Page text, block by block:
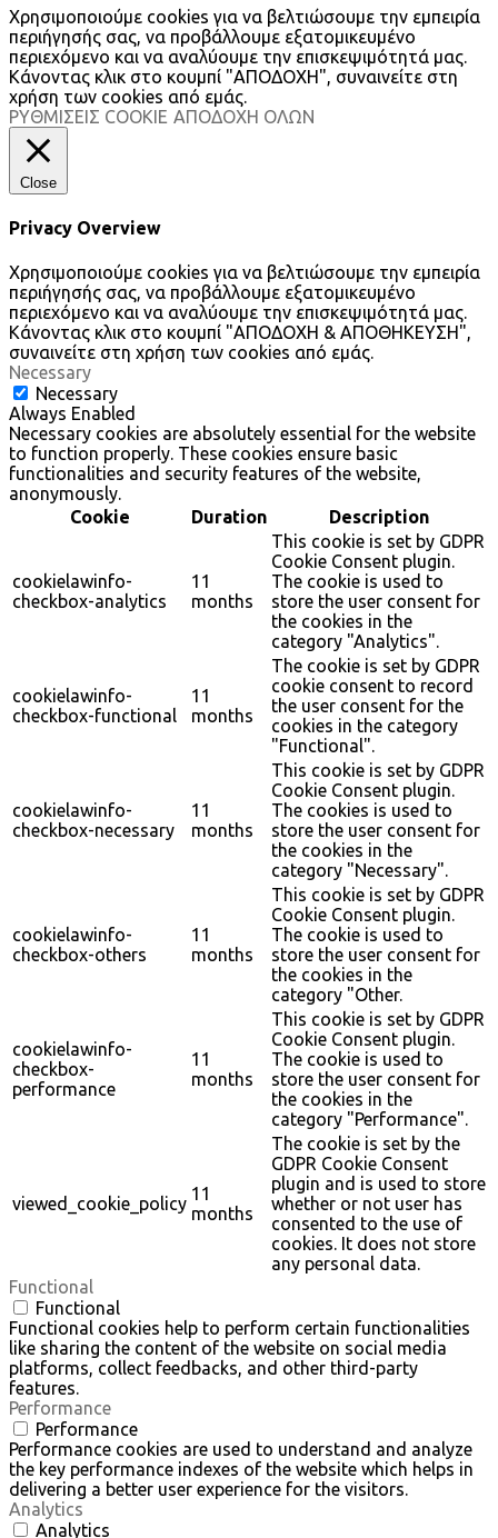
Χρησιμοποιούμε cookies για να βελτιώσουμε την εμπειρία
περιήγησής σας, να προβάλλουμε εξατομικευμένο
περιεχόμενο και να αναλύουμε την επισκεψιμότητά μας.
Κάνοντας κλικ στο κουμπί "ΑΠΟΔΟΧΗ", συναινείτε στη
χρήση των cookies από εμάς.
ΡΥΘΜΙΣΕΙΣ COOKIE ΑΠΟΔΟΧΗ ΟΛΩΝ
Close
Privacy Overview
Χρησιμοποιούμε cookies για να βελτιώσουμε την εμπειρία
περιήγησής σας, να προβάλλουμε εξατομικευμένο
περιεχόμενο και να αναλύουμε την επισκεψιμότητά μας.
Κάνοντας κλικ στο κουμπί "ΑΠΟΔΟΧΗ & ΑΠΟΘΗΚΕΥΣΗ",
συναινείτε στη χρήση των cookies από εμάς.
Necessary
Necessary
Always Enabled
Necessary cookies are absolutely essential for the website
to function properly. These cookies ensure basic
functionalities and security features of the website,
anonymously.
Cookie
Duration Description
cookielawinfo-
checkbox-analytics
11
months
This cookie is set by GDPR
Cookie Consent plugin.
The cookie is used to
store the user consent for
the cookies in the
category "Analytics".
cookielawinfo-
checkbox-functional
11
months
The cookie is set by GDPR
cookie consent to record
the user consent for the
cookies in the category
"Functional".
cookielawinfo-
checkbox-necessary
11
months
This cookie is set by GDPR
Cookie Consent plugin.
The cookies is used to
store the user consent for
the cookies in the
category "Necessary".
cookielawinfo-
checkbox-others
11
months
This cookie is set by GDPR
Cookie Consent plugin.
The cookie is used to
store the user consent for
the cookies in the
category "Other.
cookielawinfo-
checkbox-
performance
11
months
This cookie is set by GDPR
Cookie Consent plugin.
The cookie is used to
store the user consent for
the cookies in the
category "Performance".
viewed_cookie_policy 11
months
The cookie is set by the
GDPR Cookie Consent
plugin and is used to store
whether or not user has
consented to the use of
cookies. It does not store
any personal data.
Functional
Functional
Functional cookies help to perform certain functionalities
like sharing the content of the website on social media
platforms, collect feedbacks, and other third-party
features.
Performance
Performance
Performance cookies are used to understand and analyze
the key performance indexes of the website which helps in
delivering a better user experience for the visitors.
Analytics
Analytics